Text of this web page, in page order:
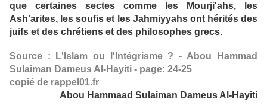
que certaines sectes comme les Mourji'ahs, les
Ash'arites, les soufis et les Jahmiyyahs ont hérités des
juifs et des chrétiens et des philosophes grecs.
Source : L'Islam ou l'Intégrisme ? - Abou Hammad
Sulaiman Dameus Al-Hayiti - page: 24-25
copié de rappel01.fr
Abou Hammaad Sulaiman Dameus Al-Hayiti